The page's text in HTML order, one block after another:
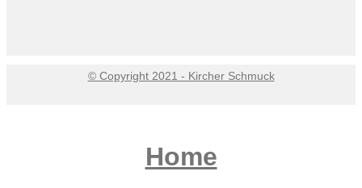
© Copyright 2021 - Kircher Schmuck
Home